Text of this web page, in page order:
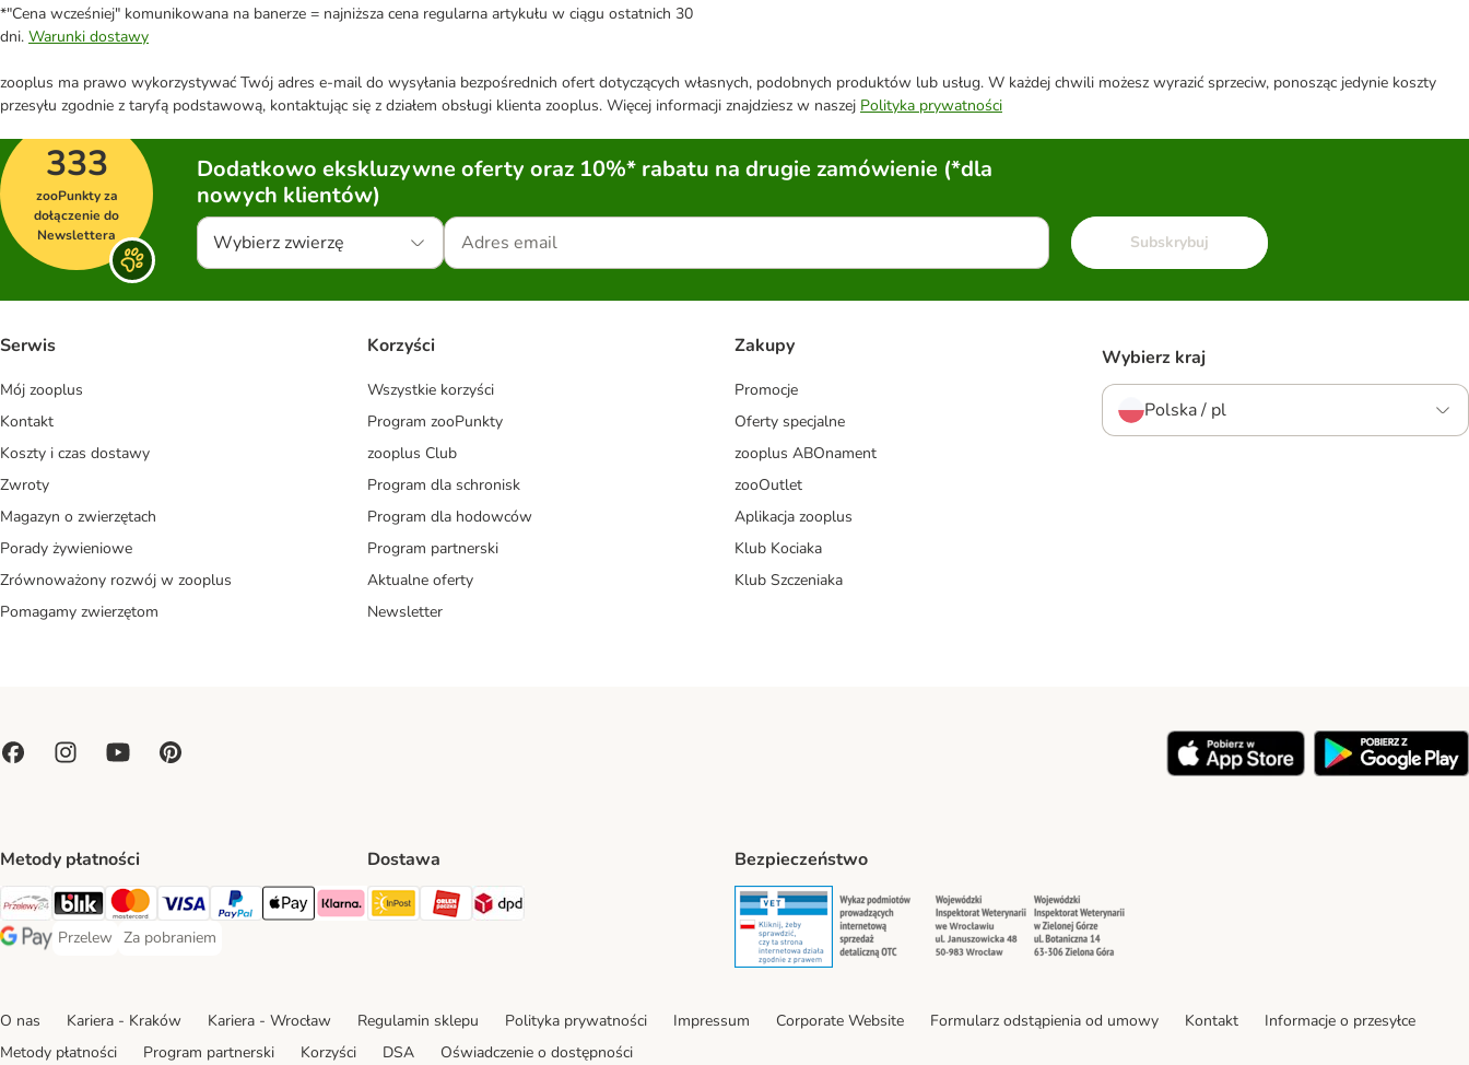
*"Cena wcześniej" komunikowana na banerze = najniższa cena regularna artykułu w ciągu ostatnich 30
dni. Warunki dostawy
zooplus ma prawo wykorzystywać Twój adres e-mail do wysyłania bezpośrednich ofert dotyczących własnych, podobnych produktów lub usług. W każdej chwili możesz wyrazić sprzeciw, ponosząc jedynie koszty
przesyłu zgodnie z taryfą podstawową, kontaktując się z działem obsługi klienta zooplus. Więcej informacji znajdziesz w naszej Polityka prywatności
333
zooPunkty za
dołączenie do
Newslettera
Dodatkowo ekskluzywne oferty oraz 10%* rabatu na drugie zamówienie (*dla
nowych klientów)
Wybierz zwierzę Subskrybuj
Serwis
Mój zooplus
Kontakt
Koszty i czas dostawy
Zwroty
Magazyn o zwierzętach
Porady żywieniowe
Zrównoważony rozwój w zooplus
Pomagamy zwierzętom
Korzyści
Wszystkie korzyści
Program zooPunkty
zooplus Club
Program dla schronisk
Program dla hodowców
Program partnerski
Aktualne oferty
Newsletter
Zakupy
Promocje
Oferty specjalne
zooplus ABOnament
zooOutlet
Aplikacja zooplus
Klub Kociaka
Klub Szczeniaka
Wybierz kraj
Polska / pl
Metody płatności
Przelewy24 Payment Method
Blik Payment Method
MasterCard Payment Method
Visa Payment Method
PayPal Payment Method
Apple Pay Payment Method
Klarna Payment Method
Google Pay Payment Method
Przelew
Przelew Payment Method
Za pobraniem
Za pobraniem Payment Method
Dostawa
Paczkomat® Shipping Method
ORLEN Paczka Shipping Method
Bezpieczeństwo
Security Security Security
O nas Kariera - Kraków Kariera - Wrocław Regulamin sklepu Polityka prywatności Impressum Corporate Website Formularz odstąpienia od umowy Kontakt
Informacje o przesyłce
Metody płatności
Program partnerski Korzyści DSA Oświadczenie o dostępności